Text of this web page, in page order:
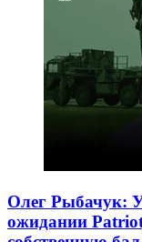
Олег Рыбачук:
ожидании